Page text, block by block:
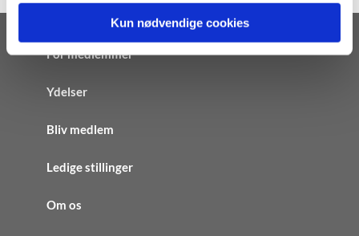
Kun nødvendige cookies
For medlemmer
Ydelser
Bliv medlem
Ledige stillinger
Om os